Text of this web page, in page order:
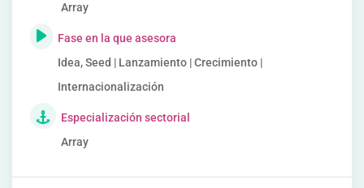
Array
Fase en la que asesora
Idea, Seed | Lanzamiento | Crecimiento |
Internacionalización
Especialización sectorial
Array